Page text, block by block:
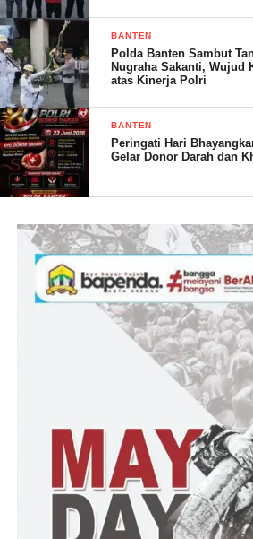
lama dan maupun pejabat baru.
Kapolres AKBP Siswara Hadi Chandra
pejabat di lingkungan Polda Lampung
upaya penyegaran organisasi pada aspek
dan aspek pembinaan kesatuan, serta
bersangkutan.
“Oleh karena itu hendaknya disikapi
Hal ini dilakukan untuk lebih
tercapainya keberhasilan pelaksanaan
Pemelihara Kamtibmas, Penegak
dan Pelayan Masyarakat,” kata AKBP
Kesempatan itu, Kapolres mengucapkan
penghargaan setinggi-tingginya kepada
Takarinto Rudi Susilo, AKP Sarwani,
Wahyudi, AKP Made Sudastra dan Ipda
BANTEN
Polda Banten Sambut
Nugraha Sakanti, Wujud
atas Kinerja Polri
BANTEN
Peringati Hari
Gelar Donor Darah dan